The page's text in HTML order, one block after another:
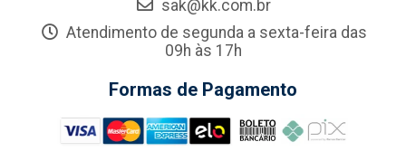
sak@kk.com.br
Atendimento de segunda a sexta-feira das
09h às 17h
Formas de Pagamento